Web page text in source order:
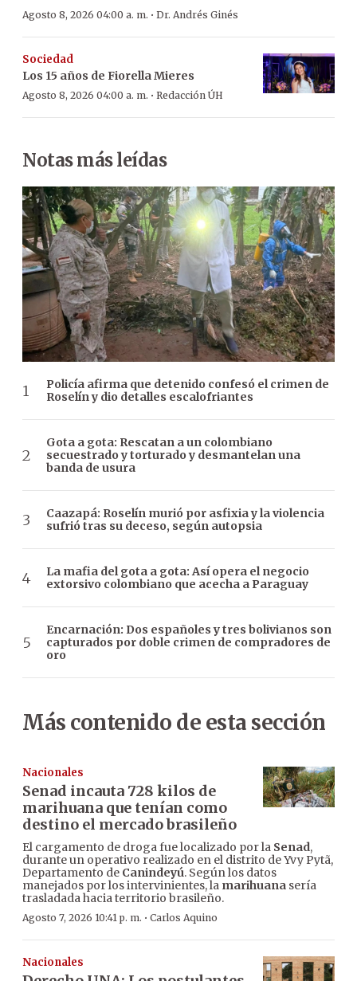
Agosto 8, 2026 04:00 a. m. · Dr. Andrés Ginés
Sociedad
Los 15 años de Fiorella Mieres
Agosto 8, 2026 04:00 a. m. · Redacción ÚH
Notas más leídas
Policía afirma que detenido confesó el crimen de
Roselín y dio detalles escalofriantes
Gota a gota: Rescatan a un colombiano
secuestrado y torturado y desmantelan una
banda de usura
Caazapá: Roselín murió por asfixia y la violencia
sufrió tras su deceso, según autopsia
La mafia del gota a gota: Así opera el negocio
extorsivo colombiano que acecha a Paraguay
Encarnación: Dos españoles y tres bolivianos son
capturados por doble crimen de compradores de
oro
Más contenido de esta sección
Nacionales
Senad incauta 728 kilos de
marihuana que tenían como
destino el mercado brasileño
El cargamento de droga fue localizado por la Senad,
durante un operativo realizado en el distrito de Yvy Pytã,
Departamento de Canindeyú. Según los datos
manejados por los intervinientes, la marihuana sería
trasladada hacia territorio brasileño.
Agosto 7, 2026 10:41 p. m. · Carlos Aquino
Nacionales